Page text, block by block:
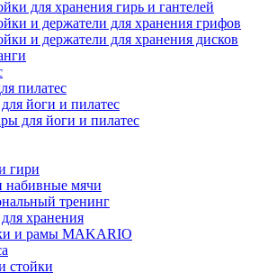
для хранения гирь и гантелей
и держатели для хранения грифов
и держатели для хранения дисков
пилатес
йоги и пилатес
для йоги и пилатес
гири
набивные мячи
тренинг
хранения
и рамы MAKARIO
стойки